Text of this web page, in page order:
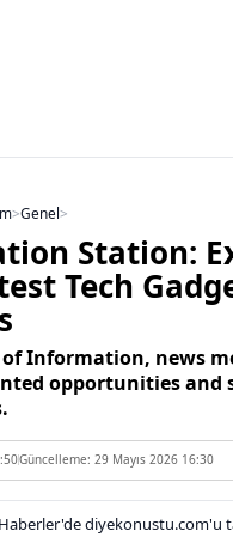
>Genel>
Station:
Tech
Information, news
opportunities and
Güncelleme: 29 Mayıs 2026 16:30
diyekonustu.com'u